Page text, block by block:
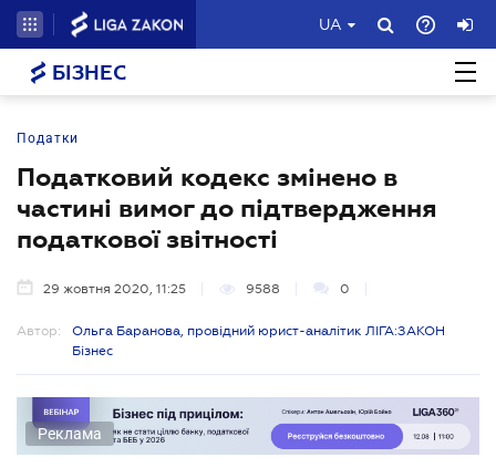
UA
БІЗНЕС
Податки
Податковий кодекс змінено в
частині вимог до підтвердження
податкової звітності
29 жовтня 2020, 11:25 9588 0
Автор:
Ольга Баранова, провідний юрист-аналітик ЛІГА:ЗАКОН
Бізнес
Реклама